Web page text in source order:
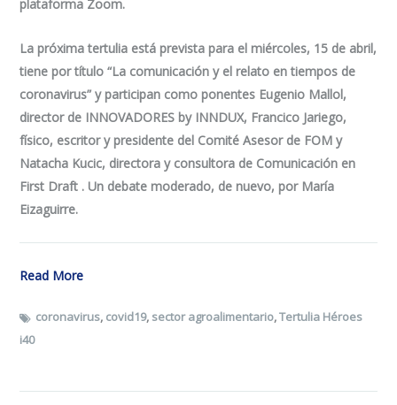
plataforma Zoom.
La próxima tertulia está prevista para el miércoles, 15 de abril,
tiene por título “La comunicación y el relato en tiempos de
coronavirus” y participan como ponentes Eugenio Mallol,
director de INNOVADORES by INNDUX, Francico Jariego,
físico, escritor y presidente del Comité Asesor de FOM y
Natacha Kucic, directora y consultora de Comunicación en
First Draft . Un debate moderado, de nuevo, por María
Eizaguirre.
Read More
coronavirus, covid19, sector agroalimentario,Tertulia Héroes
i40